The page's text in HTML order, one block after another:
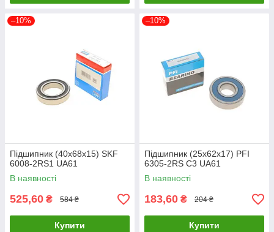
–10%
Підшипник (40x68x15) SKF
6008-2RS1 UA61
В наявності
525,60 ₴ 584 ₴
Купити
–10%
Підшипник (25x62x17) PFI
6305-2RS C3 UA61
В наявності
183,60 ₴ 204 ₴
Купити